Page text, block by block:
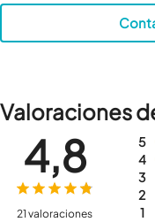
Valoraciones
5
4
3
2
1
4,8
21 valoraciones